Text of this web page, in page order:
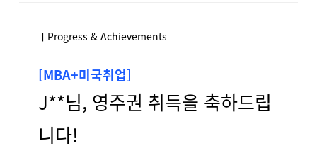
ㅣProgress & Achievements
[MBA+미국취업]
J**님, 영주권 취득을 축하드립
니다!